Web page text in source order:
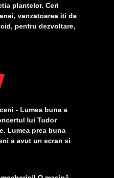
plantelor. Ceri
vanzatoarea iti da
pentru dezvoltare,
- Lumea buna a
lui Tudor
Lumea prea buna
a avut un ecran si